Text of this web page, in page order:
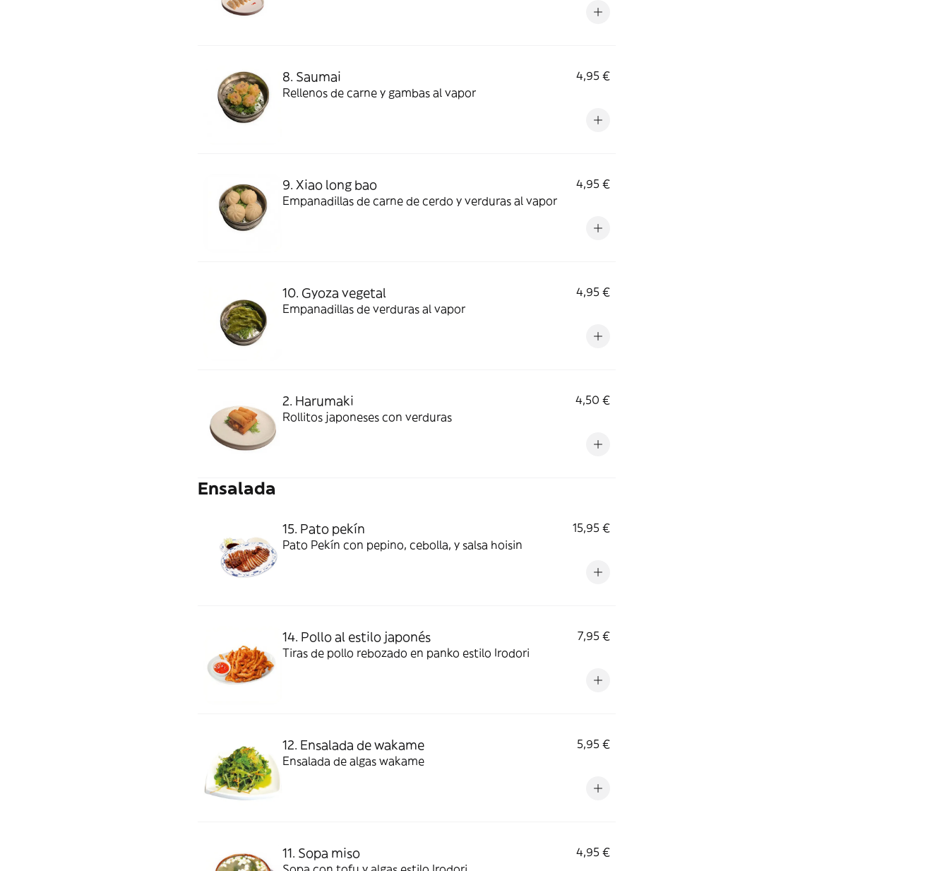
8. Saumai
4,95 €
Rellenos de carne y gambas al vapor
9. Xiao long bao
4,95 €
Empanadillas de carne de cerdo y verduras al vapor
10. Gyoza vegetal
4,95 €
Empanadillas de verduras al vapor
2. Harumaki
4,50 €
Rollitos japoneses con verduras
Ensalada
15. Pato pekín
15,95 €
Pato Pekín con pepino, cebolla, y salsa hoisin
14. Pollo al estilo japonés
7,95 €
Tiras de pollo rebozado en panko estilo Irodori
12. Ensalada de wakame
5,95 €
Ensalada de algas wakame
11. Sopa miso
4,95 €